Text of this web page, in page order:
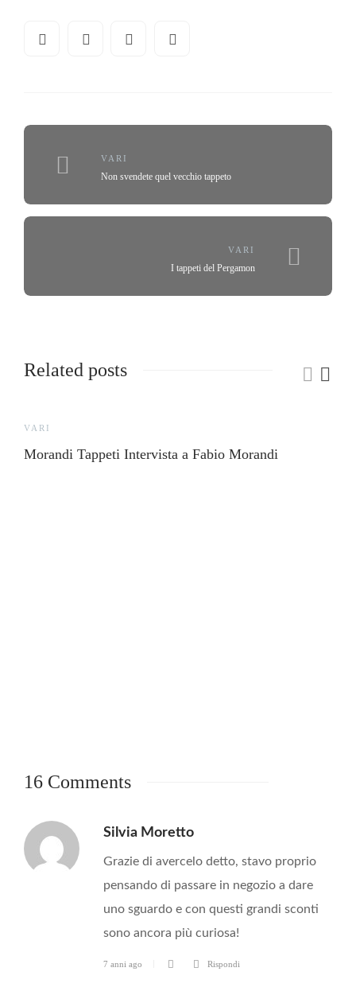
VARI
Non svendete quel vecchio tappeto
VARI
I tappeti del Pergamon
Related posts
VARI
Morandi Tappeti Intervista a Fabio Morandi
16 Comments
Silvia Moretto
Grazie di avercelo detto, stavo proprio
pensando di passare in negozio a dare
uno sguardo e con questi grandi sconti
sono ancora più curiosa!
7 anni ago Rispondi